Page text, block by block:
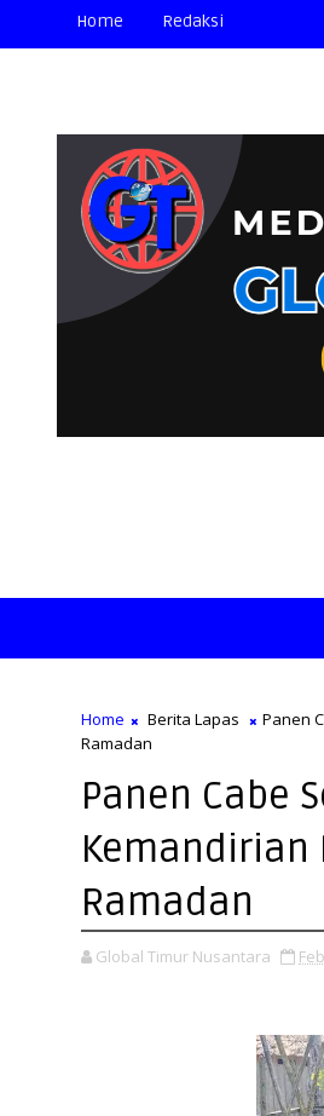
Home Redaksi
Home Berita Lapas
Panen
Ramadan
Panen Cabe
Kemandirian
Ramadan
Global Timur Nusantara